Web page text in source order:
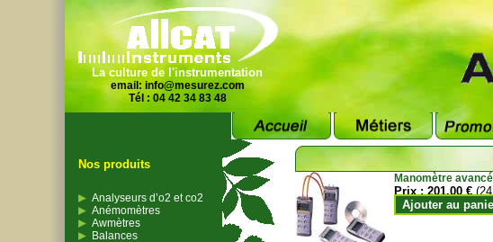
La culture de l'instrumentation
email: info@mesurez.com
Tél : 04 42 34 83 48
Nos produits
Analyseurs d’o2 et co2
Anémomètres
Awmètres
Balances
Manomètre avancé
Prix :201.00 €
Ajouter au